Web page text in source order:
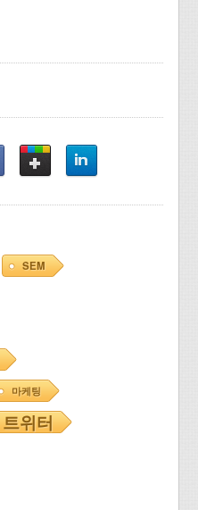
SEM
마케팅
트위터